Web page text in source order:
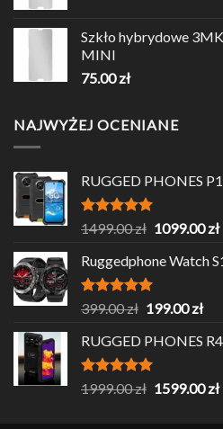
Szkło hybrydowe
MINI
75.00zł
NAJWYŻEJ OCENIANE
RUGGED PHONES
Oceniono
1499.00zł Pierwotna
wynosiła:
1499.00 zł.
1099.00zł
Ruggedphone Watch
Oceniono
399.00zł Pierwotna
wynosiła:
399.00 zł.
199.00zł
RUGGED PHONES R4
Oceniono
1999.00zł Pierwotna
1599.00zł